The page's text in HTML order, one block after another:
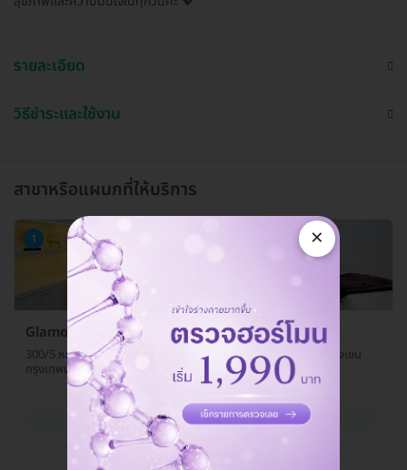
รายละเอียด
วิธีชำระและใช้งาน
สาขาหรือแผนกที่ให้บริการ
1
Glamora Clinic
300/5 หมู่บ้านเดอะคอนเนค 43 ถ. กาญจนาภิเษก แขวงท่าแร้ง เขตบางเขน
กรุงเทพมหานคร 10220
ดูรายละเอียด
×